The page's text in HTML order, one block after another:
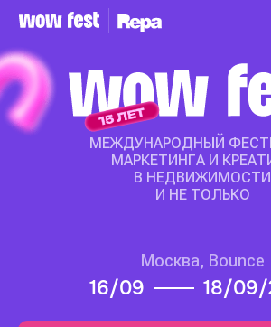
МЕЖДУНАРОДНЫЙ
МАРКЕТИНГА И
В НЕДВИЖИМОСТИ
И НЕ ТОЛЬКО
Москва, Bounce
16/09 18/09/
ПРЕДЫДУЩАЯ
АНДРЕЙ ОСТАНИН НА WOW
СОХРАНИТЬ КОМАНДУ В
НЕПРОСТЫЕ ВРЕМЕНА
расскажет Андрей
Ostanin Group:
«Быстрые антикризисные